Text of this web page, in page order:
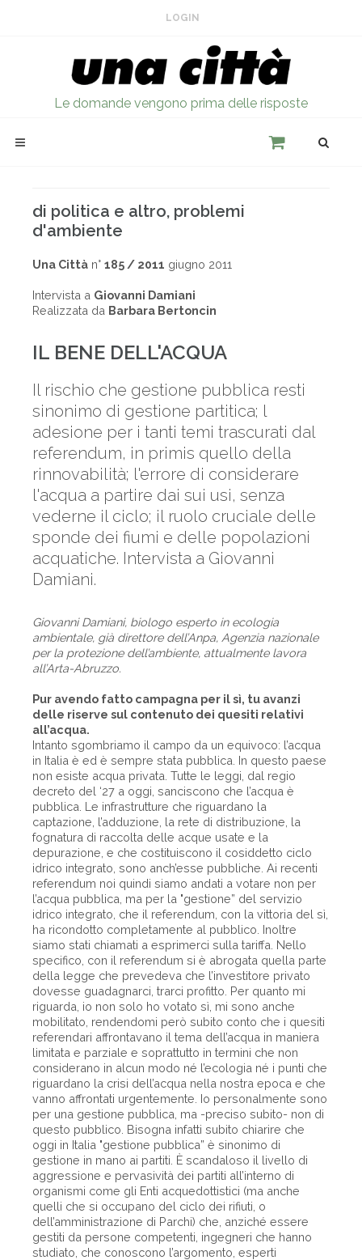
LOGIN
Le domande vengono prima delle risposte
di politica e altro, problemi
d'ambiente
Una Città n° 185 / 2011 giugno 2011
Intervista a Giovanni Damiani
Realizzata da Barbara Bertoncin
IL BENE DELL'ACQUA
Il rischio che gestione pubblica resti
sinonimo di gestione partitica; l
adesione per i tanti temi trascurati dal
referendum, in primis quello della
rinnovabilità; l'errore di considerare
l'acqua a partire dai sui usi, senza
vederne il ciclo; il ruolo cruciale delle
sponde dei fiumi e delle popolazioni
acquatiche. Intervista a Giovanni
Damiani.
Giovanni Damiani, biologo esperto in ecologia
ambientale, già direttore dell’Anpa, Agenzia nazionale
per la protezione dell’ambiente, attualmente lavora
all’Arta-Abruzzo.
Pur avendo fatto campagna per il sì, tu avanzi
delle riserve sul contenuto dei quesiti relativi
all’acqua.
Intanto sgombriamo il campo da un equivoco: l’acqua
in Italia è ed è sempre stata pubblica. In questo paese
non esiste acqua privata. Tutte le leggi, dal regio
decreto del ‘27 a oggi, sanciscono che l’acqua è
pubblica. Le infrastrutture che riguardano la
captazione, l’adduzione, la rete di distribuzione, la
fognatura di raccolta delle acque usate e la
depurazione, e che costituiscono il cosiddetto ciclo
idrico integrato, sono anch’esse pubbliche. Ai recenti
referendum noi quindi siamo andati a votare non per
l’acqua pubblica, ma per la "gestione” del servizio
idrico integrato, che il referendum, con la vittoria del sì,
ha ricondotto completamente al pubblico. Inoltre
siamo stati chiamati a esprimerci sulla tariffa. Nello
specifico, con il referendum si è abrogata quella parte
della legge che prevedeva che l’investitore privato
dovesse guadagnarci, trarci profitto. Per quanto mi
riguarda, io non solo ho votato sì, mi sono anche
mobilitato, rendendomi però subito conto che i quesiti
referendari affrontavano il tema dell’acqua in maniera
limitata e parziale e soprattutto in termini che non
considerano in alcun modo né l’ecologia né i punti che
riguardano la crisi dell’acqua nella nostra epoca e che
vanno affrontati urgentemente. Io personalmente sono
per una gestione pubblica, ma -preciso subito- non di
questo pubblico. Bisogna infatti subito chiarire che
oggi in Italia "gestione pubblica” è sinonimo di
gestione in mano ai partiti. È scandaloso il livello di
aggressione e pervasività dei partiti all’interno di
organismi come gli Enti acquedottistici (ma anche
quelli che si occupano del ciclo dei rifiuti, o
dell’amministrazione di Parchi) che, anziché essere
gestiti da persone competenti, ingegneri che hanno
studiato, che conoscono l’argomento, esperti